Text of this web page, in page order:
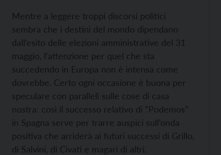
Mentre a leggere troppi discorsi politici
sembra che i destini del mondo dipendano
dall’esito delle elezioni amministrative del 31
maggio, l’attenzione per quel che sta
succedendo in Europa non è intensa come
dovrebbe. Certo ogni occasione è buona per
speculare con paralleli sulle cose di casa
nostra: così il successo relativo di “Podemos”
in Spagna serve per trarre auspici sull’onda
positiva che arriderà ai futuri successi di Grillo,
di Salvini, di Civati e magari di altri.